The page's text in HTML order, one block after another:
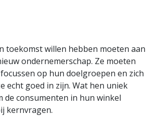
toekomst willen hebben moeten aan
ondernemerschap. Ze moeten
op hun doelgroepen en zich
echt goed in zijn. Wat hen uniek
de consumenten in hun winkel
kernvragen.